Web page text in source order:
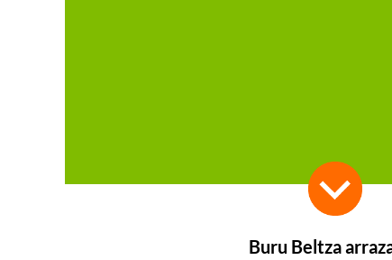
Buru Beltza